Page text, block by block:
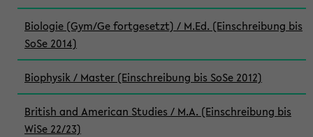
Biologie (Gym/Ge fortgesetzt) / M.Ed. (Einschreibung bis
SoSe 2014)
Biophysik / Master (Einschreibung bis SoSe 2012)
British and American Studies / M.A. (Einschreibung bis
WiSe 22/23)